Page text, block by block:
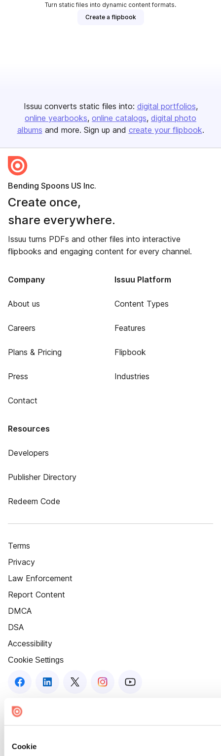
Cookie
Turn static files into dynamic content formats.
Create a flipbook
Issuu converts static files into: digital portfolios
online yearbooks online catalogs digital photo
albums and more. Sign up and create your flipbook.
Bending Spoons US Inc.
Create once,
share everywhere.
Issuu turns PDFs and other files into interactive
flipbooks and engaging content for every channel.
Company
About us
Careers
Plans & Pricing
Press
Contact
Issuu Platform
Content Types
Features
Flipbook
Industries
Resources
Developers
Publisher Directory
Redeem Code
Terms
Privacy
Law Enforcement
Report Content
DMCA
DSA
Accessibility
Cookie Settings